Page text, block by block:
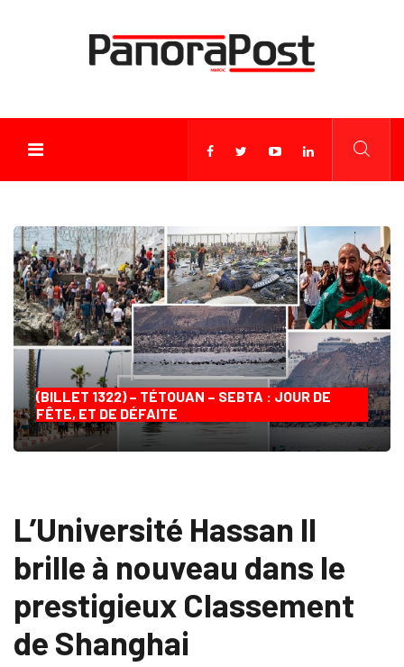
(BILLET 1322) – TÉTOUAN – SEBTA : JOUR DE
FÊTE, ET DE DÉFAITE
L’Université Hassan II
brille à nouveau dans le
prestigieux Classement
de Shanghai